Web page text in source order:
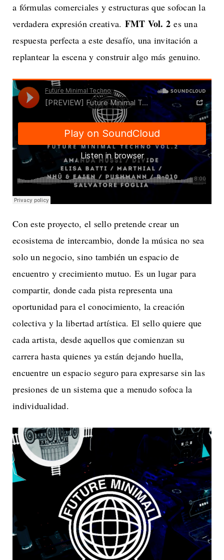
a fórmulas comerciales y estructuras que sofocan la
verdadera expresión creativa. FMT Vol. 2 es una
respuesta perfecta a este desafío, una invitación a
replantear la escena y construir algo más genuino.
Con este proyecto, el sello pretende crear un
ecosistema de intercambio, donde la música no sea
solo un negocio, sino también un espacio de
encuentro y crecimiento mutuo. Es un lugar para
compartir, donde cada pista representa una
oportunidad para el conocimiento, la creación
colectiva y la libertad artística. El sello quiere que
cada artista, desde aquellos que comienzan su
carrera hasta quienes ya están dejando huella,
encuentre un espacio seguro para expresarse sin las
presiones de un sistema que a menudo sofoca la
individualidad.